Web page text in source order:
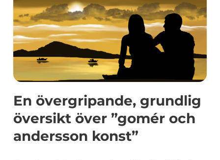
En övergripande, grundlig
översikt över ”gomér och
andersson konst”